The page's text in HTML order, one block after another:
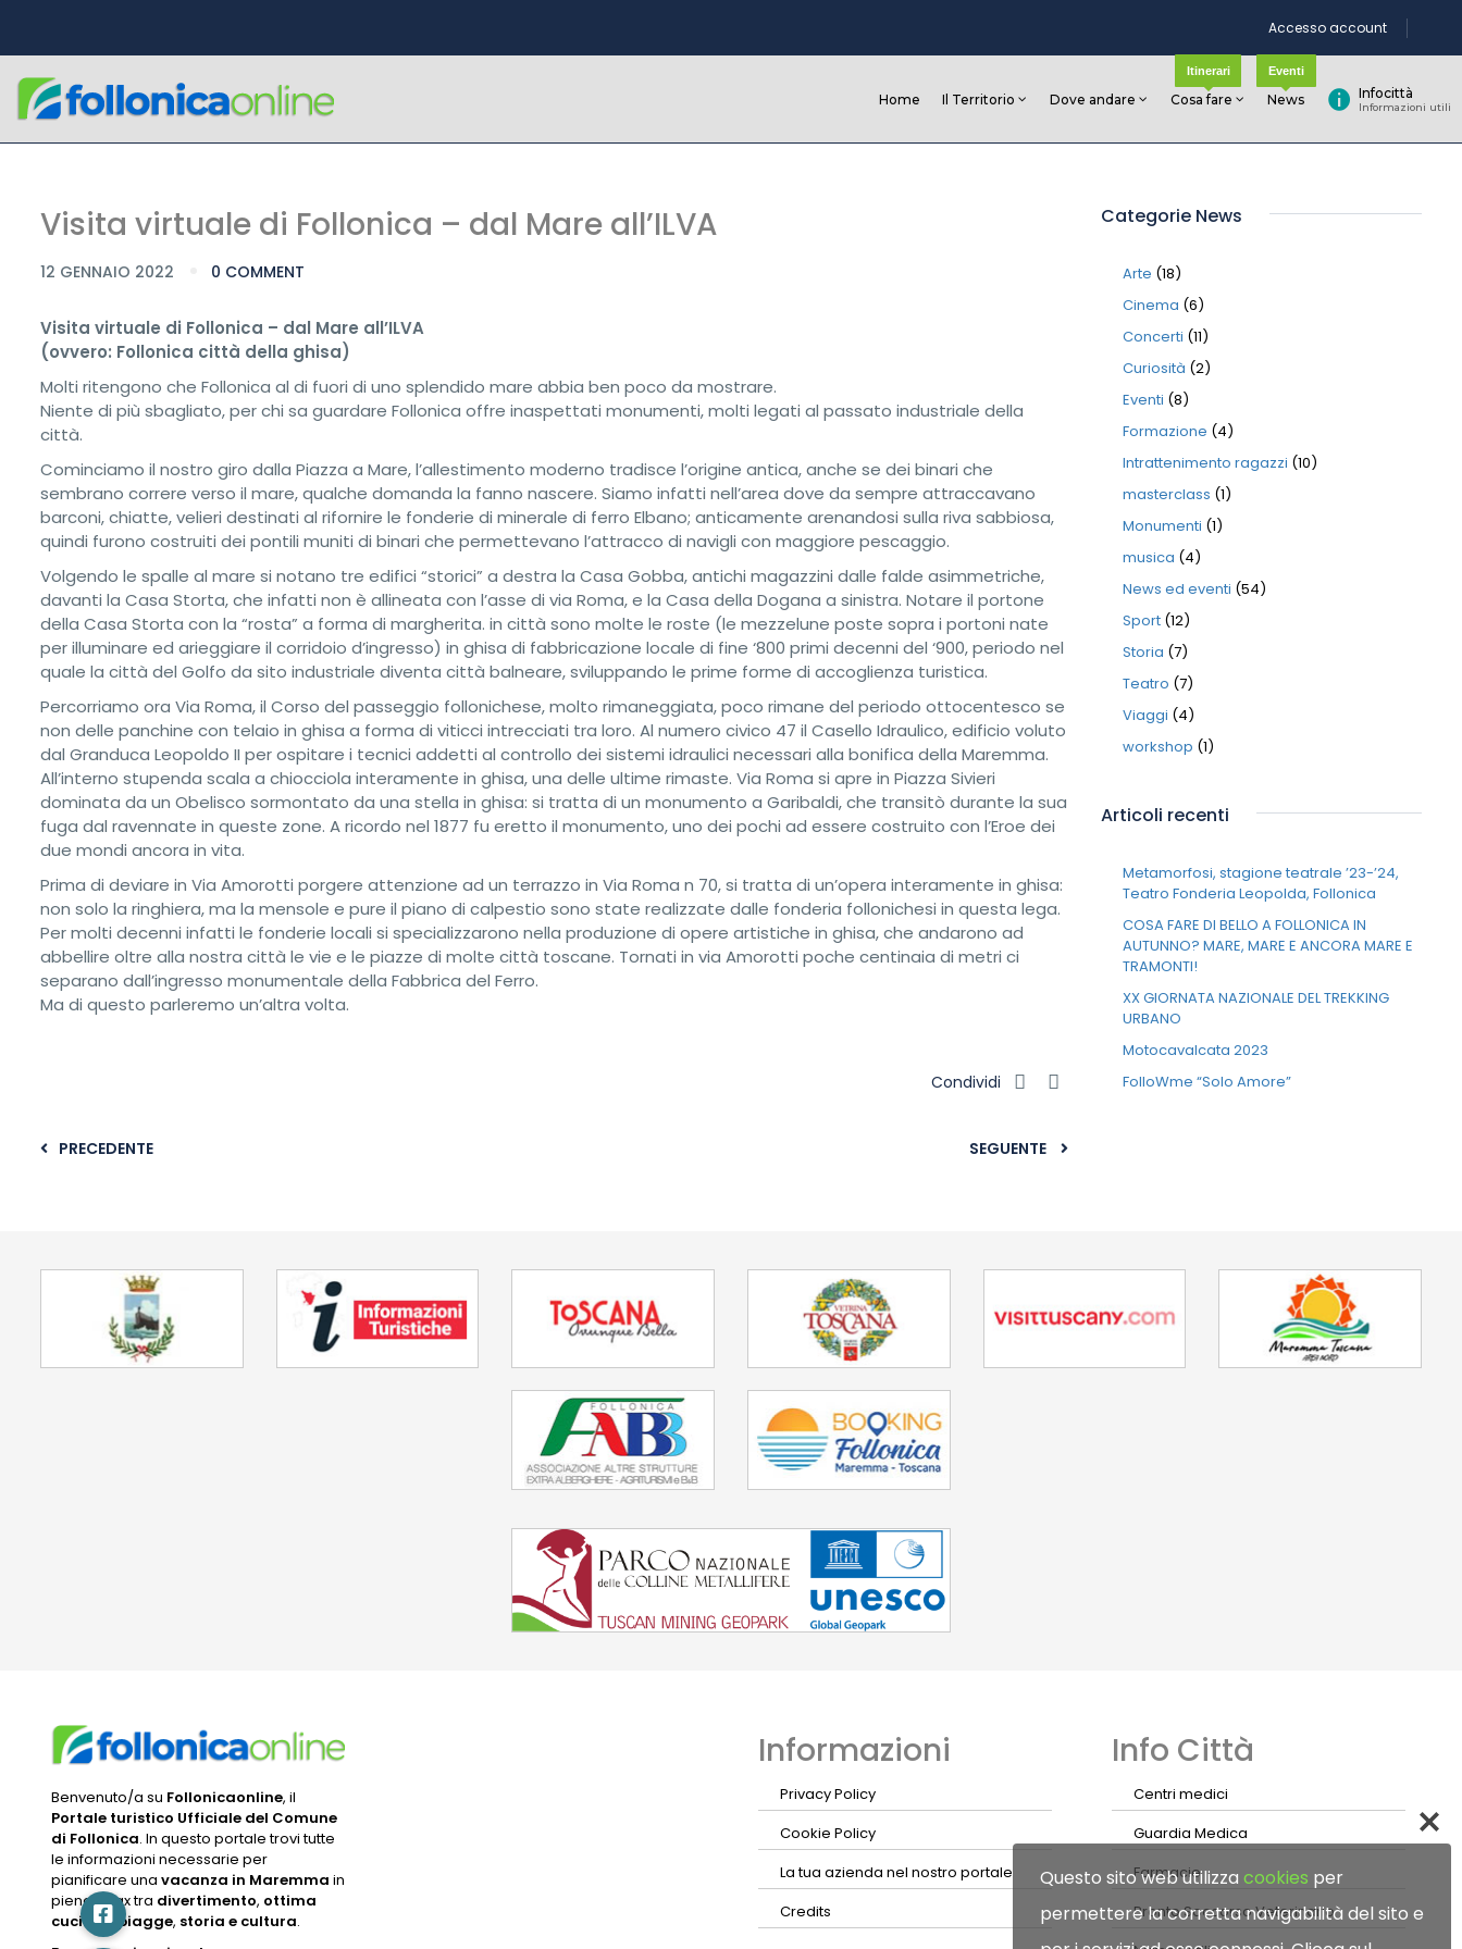
Accesso account
Home Il Territorio Dove andare Cosa fare
Itinerari
News
Eventi
Infocittà
Informazioni utili
Visita virtuale di Follonica – dal Mare all’ILVA
12 GENNAIO 2022 0 COMMENT
Visita virtuale di Follonica – dal Mare all’ILVA
(ovvero: Follonica città della ghisa)
Molti ritengono che Follonica al di fuori di uno splendido mare abbia ben poco da mostrare.
Niente di più sbagliato, per chi sa guardare Follonica offre inaspettati monumenti, molti legati al passato industriale della
città.
Cominciamo il nostro giro dalla Piazza a Mare, l’allestimento moderno tradisce l’origine antica, anche se dei binari che
sembrano correre verso il mare, qualche domanda la fanno nascere. Siamo infatti nell’area dove da sempre attraccavano
barconi, chiatte, velieri destinati al rifornire le fonderie di minerale di ferro Elbano; anticamente arenandosi sulla riva sabbiosa,
quindi furono costruiti dei pontili muniti di binari che permettevano l’attracco di navigli con maggiore pescaggio.
Volgendo le spalle al mare si notano tre edifici “storici” a destra la Casa Gobba, antichi magazzini dalle falde asimmetriche,
davanti la Casa Storta, che infatti non è allineata con l’asse di via Roma, e la Casa della Dogana a sinistra. Notare il portone
della Casa Storta con la “rosta” a forma di margherita. in città sono molte le roste (le mezzelune poste sopra i portoni nate
per illuminare ed arieggiare il corridoio d’ingresso) in ghisa di fabbricazione locale di fine ‘800 primi decenni del ‘900, periodo nel
quale la città del Golfo da sito industriale diventa città balneare, sviluppando le prime forme di accoglienza turistica.
Percorriamo ora Via Roma, il Corso del passeggio follonichese, molto rimaneggiata, poco rimane del periodo ottocentesco se
non delle panchine con telaio in ghisa a forma di viticci intrecciati tra loro. Al numero civico 47 il Casello Idraulico, edificio voluto
dal Granduca Leopoldo II per ospitare i tecnici addetti al controllo dei sistemi idraulici necessari alla bonifica della Maremma.
All’interno stupenda scala a chiocciola interamente in ghisa, una delle ultime rimaste. Via Roma si apre in Piazza Sivieri
dominata da un Obelisco sormontato da una stella in ghisa: si tratta di un monumento a Garibaldi, che transitò durante la sua
fuga dal ravennate in queste zone. A ricordo nel 1877 fu eretto il monumento, uno dei pochi ad essere costruito con l’Eroe dei
due mondi ancora in vita.
Prima di deviare in Via Amorotti porgere attenzione ad un terrazzo in Via Roma n 70, si tratta di un’opera interamente in ghisa:
non solo la ringhiera, ma la mensole e pure il piano di calpestio sono state realizzate dalle fonderia follonichesi in questa lega.
Per molti decenni infatti le fonderie locali si specializzarono nella produzione di opere artistiche in ghisa, che andarono ad
abbellire oltre alla nostra città le vie e le piazze di molte città toscane. Tornati in via Amorotti poche centinaia di metri ci
separano dall’ingresso monumentale della Fabbrica del Ferro.
Ma di questo parleremo un’altra volta.
Condividi
PRECEDENTE SEGUENTE
Categorie News
Arte (18)
Cinema (6)
Concerti (11)
Curiosità (2)
Eventi (8)
Formazione (4)
Intrattenimento ragazzi (10)
masterclass (1)
Monumenti (1)
musica (4)
News ed eventi (54)
Sport (12)
Storia (7)
Teatro (7)
Viaggi (4)
workshop (1)
Articoli recenti
Metamorfosi, stagione teatrale ’23-’24,
Teatro Fonderia Leopolda, Follonica
COSA FARE DI BELLO A FOLLONICA IN
AUTUNNO? MARE, MARE E ANCORA MARE E
TRAMONTI!
XX GIORNATA NAZIONALE DEL TREKKING
URBANO
Motocavalcata 2023
FolloWme “Solo Amore”
Benvenuto/a su Follonicaonline, il
Portale turistico Ufficiale del Comune
di Follonica. In questo portale trovi tutte
le informazioni necessarie per
pianificare una vacanza in Maremma in
pieno relax tra divertimento, ottima
cucina,spiagge, storia e cultura.
Informazioni
Privacy Policy
Cookie Policy
La tua azienda nel nostro portale
Credits
Info Città
Centri medici
Guardia Medica
Farmacie
Pronto Soccorso Veterinario
Questo sito web utilizza cookies per
permettere la corretta navigabilità del sito e